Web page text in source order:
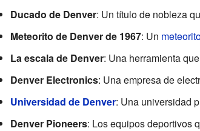
Ducado de Denver: Un título de nobleza
Meteorito de Denver de 1967: Un
La escala de Denver: Una herramienta
Denver Electronics: Una empresa de
Universidad de Denver: Una universidad
Denver Pioneers: Los equipos deportivos